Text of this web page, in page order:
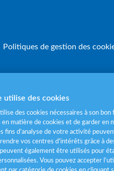
Politiques de gestion des
Pour votre
utilise des cookies
des cookies nécessaires à son
en matière de cookies et de garder en
fins d’analyse de votre activité
vos centres d'intérêts grâce à
également être utilisés pour
Vous pouvez accepter